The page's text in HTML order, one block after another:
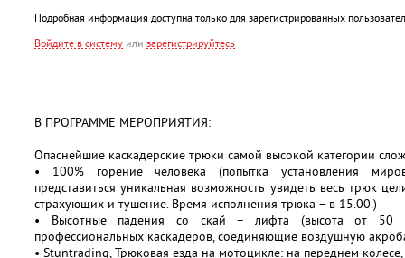
Подробная информация доступна только для зарегистрированных
Войдите в систему или зарегистрируйтесь
В ПРОГРАММЕ МЕРОПРИЯТИЯ:
Опаснейшие каскадерские трюки самой высокой категории
• 100% горение человека (попытка установления
представиться уникальная возможность увидеть весь трюк
страхующих и тушение. Время исполнения трюка – в 15.00.)
• Высотные падения со скай – лифта (высота от 50
профессиональных каскадеров, соединяющие воздушную
• Stuntrading, Трюковая езда на мотоцикле: на переднем